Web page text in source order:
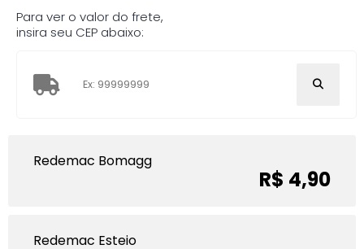
Para ver o valor do frete,
insira seu CEP abaixo:
Redemac Bomagg
R$ 4,90
Redemac Esteio